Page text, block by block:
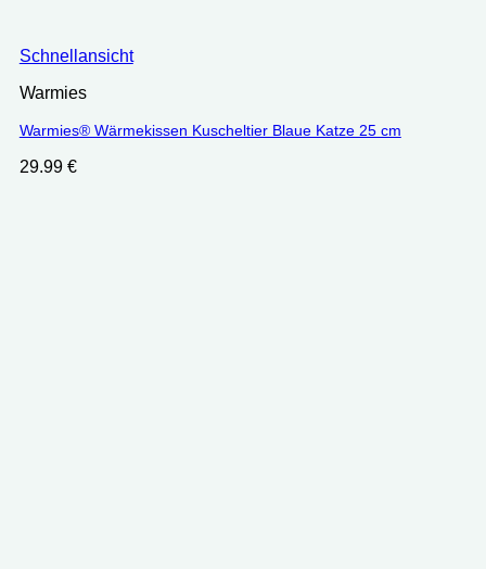
Schnellansicht
Warmies
Warmies® Wärmekissen Kuscheltier Blaue Katze 25 cm
29.99 €